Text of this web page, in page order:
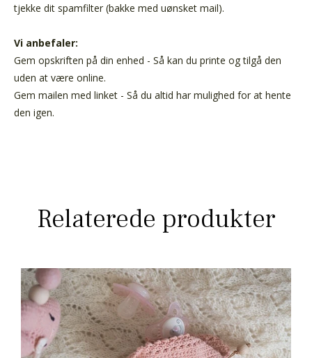
tjekke dit spamfilter (bakke med uønsket mail).
Vi anbefaler:
Gem opskriften på din enhed - Så kan du printe og tilgå den
uden at være online.
Gem mailen med linket - Så du altid har mulighed for at hente
den igen.
Relaterede produkter